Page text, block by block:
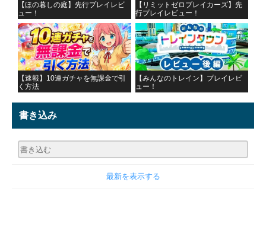
【ほの暮しの庭】先行プレイレビ
ュー！
【リミットゼロブレイカーズ】先
行プレイレビュー！
【速報】10連ガチャを無課金で引
く方法
【みんなのトレイン】プレイレビ
ュー！
書き込み
最新を表示する